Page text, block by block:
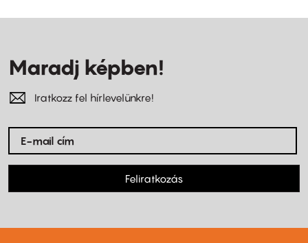
Maradj képben!
Iratkozz fel hírlevelünkre!
Feliratkozás